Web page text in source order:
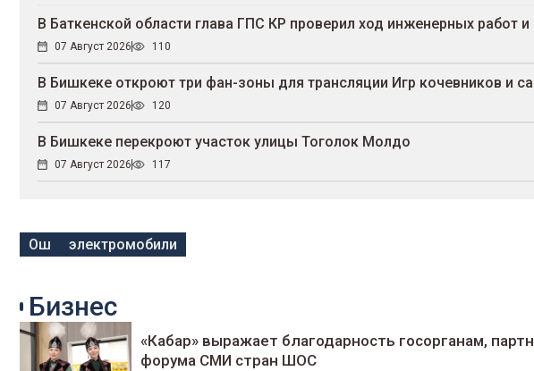
В Баткенской области глава ГПС КР проверил ход инженерных работ
07 Август 2026 110
В Бишкеке откроют три фан-зоны для трансляции Игр кочевников и
07 Август 2026 120
В Бишкеке перекроют участок улицы Тоголок Молдо
07 Август 2026 117
Ош электромобили
Бизнес
«Кабар» выражает благодарность госорганам,
форума СМИ стран ШОС